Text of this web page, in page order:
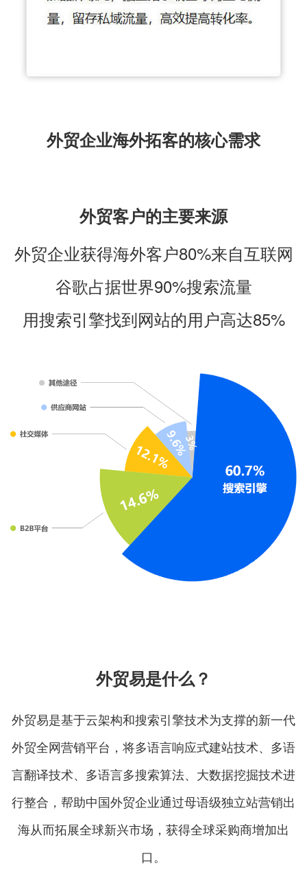
外贸企业海外拓客的核心需求
外贸客户的主要来源
外贸企业获得海外客户80%来自互联网
谷歌占据世界90%搜索流量
用搜索引擎找到网站的用户高达85%
外贸易是什么？
外贸易是基于云架构和搜索引擎技术为支撑的新一代
外贸全网营销平台，将多语言响应式建站技术、多语
言翻译技术、多语言多搜索算法、大数据挖掘技术进
行整合，帮助中国外贸企业通过母语级独立站营销出
海从而拓展全球新兴市场，获得全球采购商增加出
口。